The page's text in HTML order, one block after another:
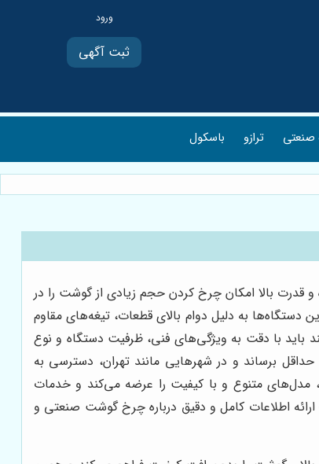
ثبت آگهی
صنعتی ترازو باسکول
قدرت بالا امکان چرخ کردن حجم زیادی از گوشت را در
دستگاه‌ها به دلیل دوام بالای قطعات، تیغه‌های مقاوم
باید با دقت به ویژگی‌های فنی، ظرفیت دستگاه و نوع
برساند و در شهرهایی مانند تهران، دسترسی به
مدل‌های متنوع و با کیفیت را عرضه می‌کند و خدمات
اطلاعات کامل و دقیق درباره چرخ گوشت صنعتی و